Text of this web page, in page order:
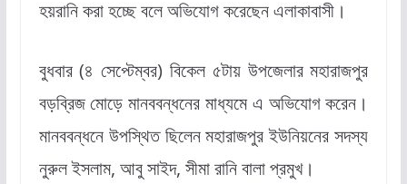
হয়রানি করা হচ্ছে বলে অভিযোগ করেছেন এলাকাবাসী।
বুধবার (৪ সেপ্টেম্বর) বিকেল ৫টায় উপজেলার মহারাজপুর
বড়ব্রিজ মোড়ে মানববন্ধনের মাধ্যমে এ অভিযোগ করেন।
মানববন্ধনে উপস্থিত ছিলেন মহারাজপুর ইউনিয়নের সদস্য
নুরুল ইসলাম, আবু সাইদ, সীমা রানি বালা প্রমুখ।